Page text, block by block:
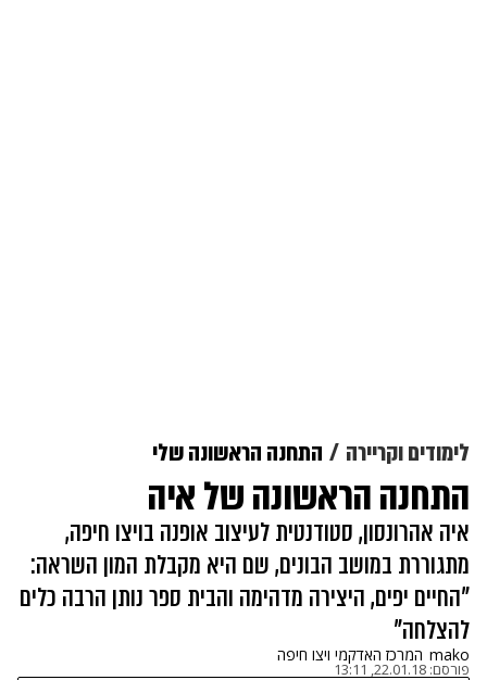
לימודים וקריירה התחנה הראשונה שלי
התחנה הראשונה של איה
איה אהרונסון, סטודנטית לעיצוב אופנה בויצו חיפה,
מתגוררת במושב הבונים, שם היא מקבלת המון השראה:
"החיים יפים, היצירה מדהימה והבית ספר נותן הרבה כלים
להצלחה"
mako המרכז האדקמי ויצו חיפה
פורסם: 22.01.18, 13:11